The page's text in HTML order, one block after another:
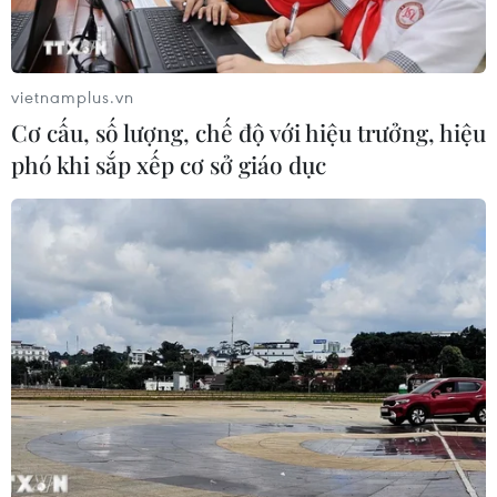
Xem thêm
Tổng Biên tập: TRẦN TIẾN DUẨN
Phó Tổng Biên tập: NGUYỄN THỊ TÁM, KHÚC THANH
THỦY
Sở hữu trí tuệ
Quy định sử dụng
RSS
Hỗ trợ
Ngôn ngữ
TTXVN
Dịch vụ tin
Quảng cáo
vietnamplus.vn
Cơ cấu, số lượng, chế độ với hiệu trưởng, hiệu
phó khi sắp xếp cơ sở giáo dục